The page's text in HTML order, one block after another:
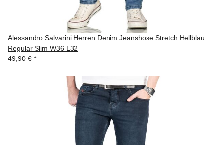
Alessandro Salvarini Herren Denim Jeanshose Stretch Hellblau
Regular Slim W36 L32
49,90 € *